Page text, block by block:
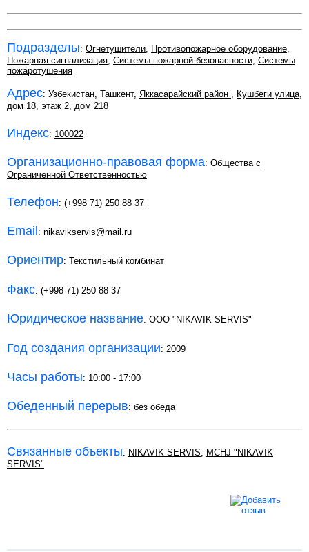
Подразделы: Огнетушители, Противопожарное оборудование,
Пожарная сигнализация, Системы пожарной безопасности, Системы
пожаротушения
Адрес: Узбекистан, Ташкент, Яккасарайский район , Кушбеги улица,
дом 18, этаж 2, дом 218
Индекс: 100022
Организационно-правовая форма: Общества с
Ограниченной Ответственностью
Телефон: (+998 71) 250 88 37
Email : nikavikservis@mail.ru
Ориентир: Текстильный комбинат
Факс: (+998 71) 250 88 37
Юридическое название: ООО "NIKAVIK SERVIS"
Год создания организации: 2009
Часы работы: 10:00 - 17:00
Обеденный перерыв: без обеда
Связанные объекты: NIKAVIK SERVIS, MCHJ "NIKAVIK
SERVIS"